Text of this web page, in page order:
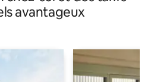
avantageux